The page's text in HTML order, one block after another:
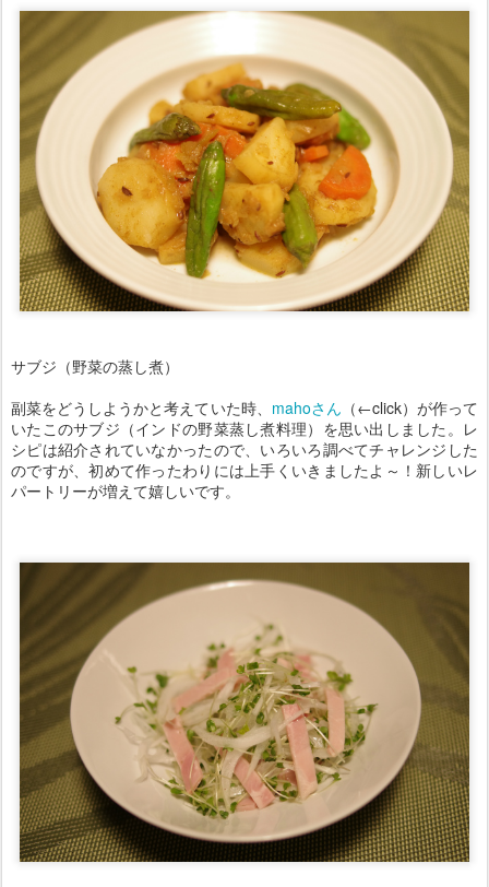
サブジ（野菜の蒸し煮）
副菜をどうしようかと考えていた時、 mahoさん （←click）が作って
いたこのサブジ（インドの野菜蒸し煮料理）を思い出しました。レ
シピは紹介されていなかったので、いろいろ調べてチャレンジした
のですが、初めて作ったわりには上手くいきましたよ～！新しいレ
パートリーが増えて嬉しいです。